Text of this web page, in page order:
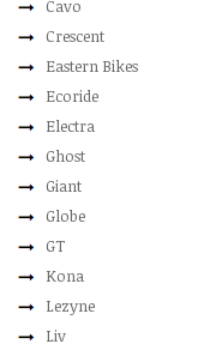
Cavo
Crescent
Eastern Bikes
Ecoride
Electra
Ghost
Giant
Globe
GT
Kona
Lezyne
Liv